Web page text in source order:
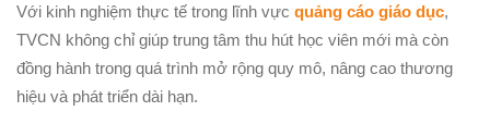
Với kinh nghiệm thực tế trong lĩnh vực quảng cáo giáo dục,
TVCN không chỉ giúp trung tâm thu hút học viên mới mà còn
đồng hành trong quá trình mở rộng quy mô, nâng cao thương
hiệu và phát triển dài hạn.